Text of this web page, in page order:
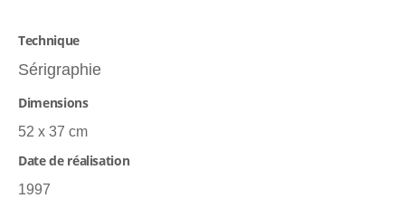
Technique
Sérigraphie
Dimensions
52 x 37 cm
Date de réalisation
1997